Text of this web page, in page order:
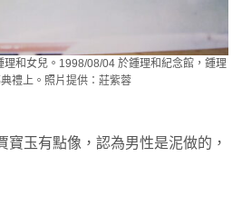
和女兒。1998/08/04 於鍾理和紀念館，鍾理
禮上。照片提供：莊紫蓉
玉有點像，認為男性是泥做的，